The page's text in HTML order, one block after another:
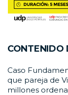
CONTENIDO
Caso
que pareja de
millones